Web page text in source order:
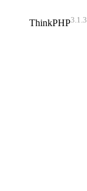
ThinkPHP3.1.3